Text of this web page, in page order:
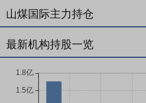
山煤国际主力持仓
最新机构持股一览